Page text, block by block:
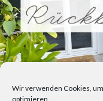
Wir verwenden Cookies,
optimieren.